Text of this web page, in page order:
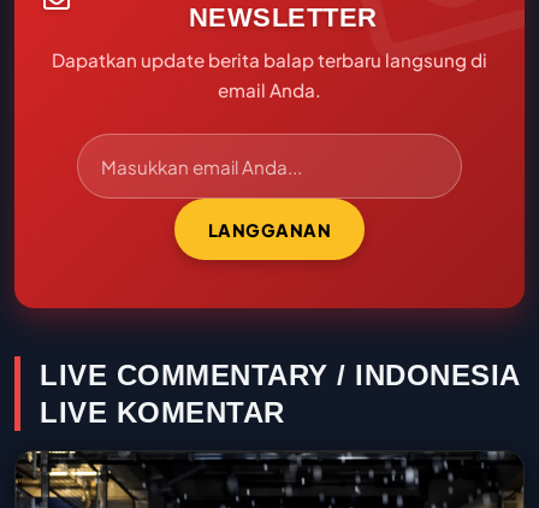
NEWSLETTER
Dapatkan update berita balap terbaru langsung di
email Anda.
LANGGANAN
LIVE COMMENTARY / INDONESIA
LIVE KOMENTAR